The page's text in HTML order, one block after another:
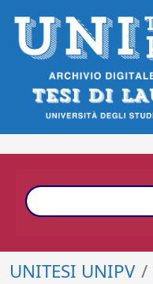
UNITESI UNIPV